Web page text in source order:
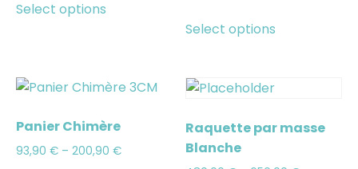
Select options
Select options
Panier Chimère
93,90 € – 200,90 €
Raquette par masse
Blanche